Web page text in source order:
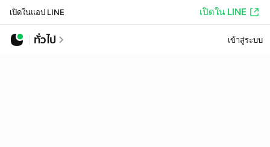
เปิดในแอป LINE เปิดใน LINE
ทั่วไป เข้าสู่ระบบ